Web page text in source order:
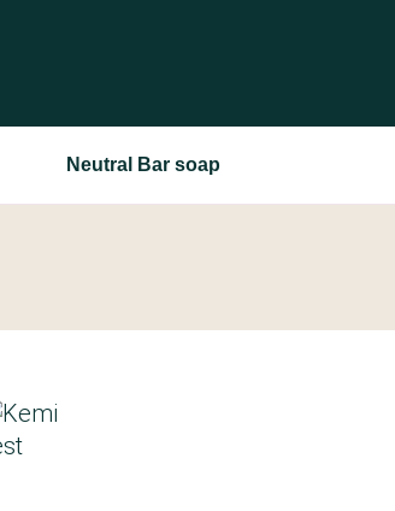
Neutral Bar soap